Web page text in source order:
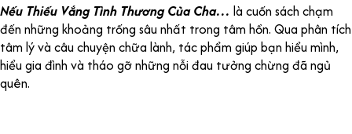
Nếu Thiếu Vắng Tình Thương Của Cha… là cuốn sách chạm
đến những khoảng trống sâu nhất trong tâm hồn. Qua phân tích
tâm lý và câu chuyện chữa lành, tác phẩm giúp bạn hiểu mình,
hiểu gia đình và tháo gỡ những nỗi đau tưởng chừng đã ngủ
quên.